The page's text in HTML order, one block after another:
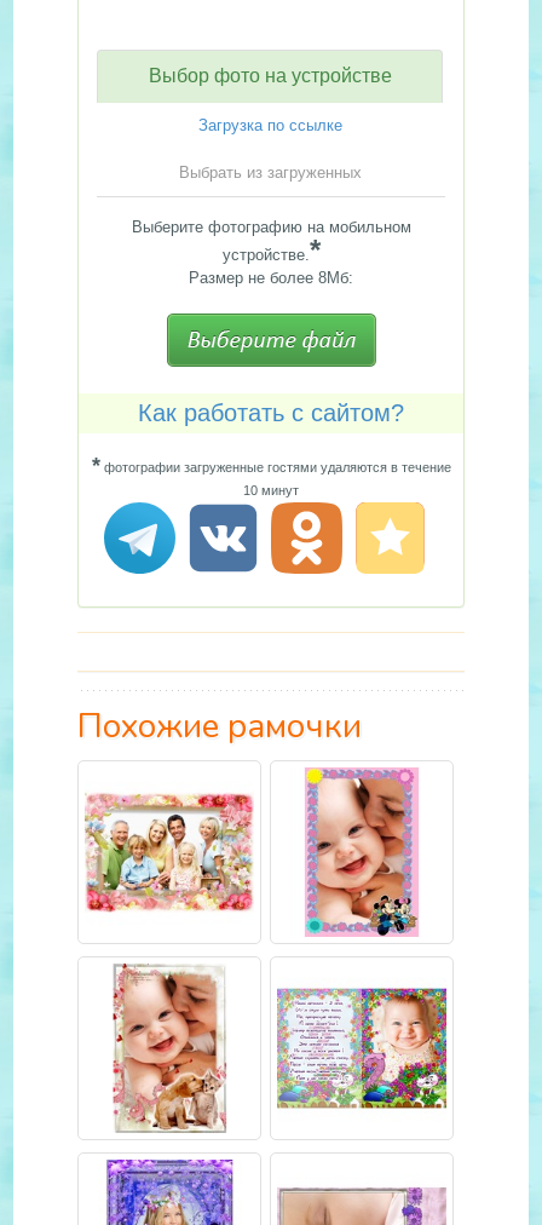
Выбор фото на устройстве
Загрузка по ссылке
Выбрать из загруженных
Выберите фотографию на мобильном
устройстве.*
Размер не более 8Мб:
Как работать с сайтом?
*фотографии загруженные гостями удаляются в течение
10 минут
Похожие рамочки